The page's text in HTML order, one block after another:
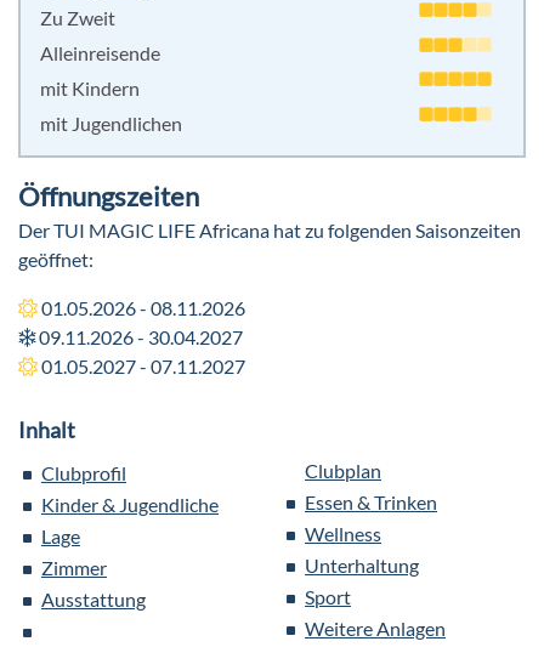
Inhalt
Clubprofil
Kinder & Jugendliche
Lage
Zimmer
Ausstattung
Clubplan
Essen & Trinken
Wellness
Unterhaltung
Sport
Weitere Anlagen
Zu Zweit
Alleinreisende
mit Kindern
mit Jugendlichen
Öffnungszeiten
Der TUI MAGIC LIFE Africana hat zu folgenden Saisonzeiten
geöffnet:
01.05.2026 - 08.11.2026
09.11.2026 - 30.04.2027
01.05.2027 - 07.11.2027